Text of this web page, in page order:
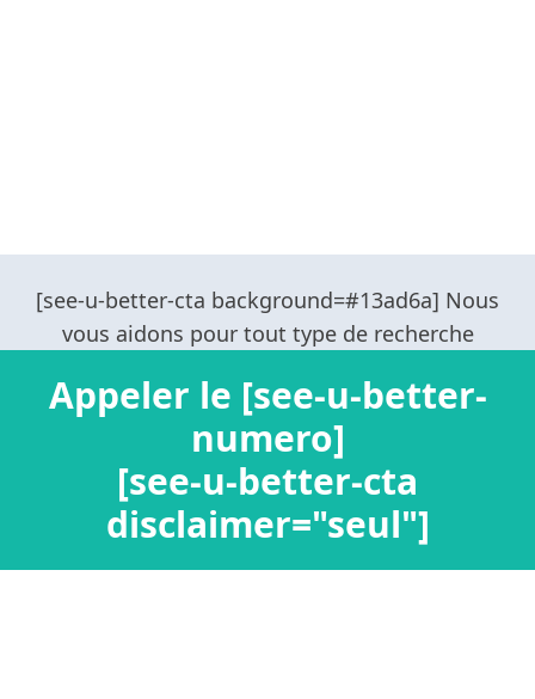
Appeler le [see-u-better-
numero]
[see-u-better-cta
disclaimer="seul"]